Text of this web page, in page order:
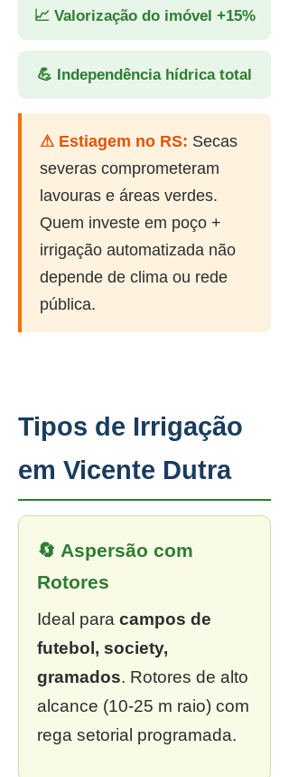
📈 Valorização do imóvel +15%
💪 Independência hídrica total
⚠ Estiagem no RS: Secas
severas comprometeram
lavouras e áreas verdes.
Quem investe em poço +
irrigação automatizada não
depende de clima ou rede
pública.
Tipos de Irrigação
em Vicente Dutra
🔄 Aspersão com
Rotores
Ideal para campos de
futebol, society,
gramados. Rotores de alto
alcance (10-25 m raio) com
rega setorial programada.